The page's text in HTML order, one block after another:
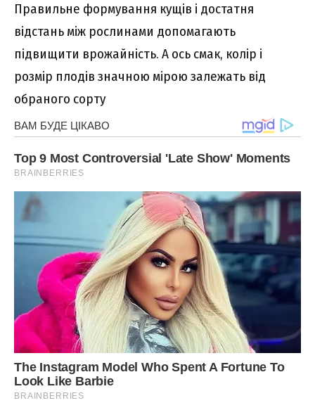
Правильне формування кущів і достатня
відстань між рослинами допомагають
підвищити врожайність. А ось смак, колір і
розмір плодів значною мірою залежать від
обраного сорту